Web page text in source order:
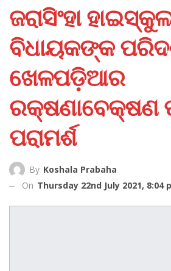
ଜରାସିଂହା
ବିଧାୟକଙ୍କ
ଖେଳପଡ଼ିଆର
ରକ୍ଷଣାବେକ୍ଷଣ
ପରାମର୍ଶ
By Koshala Prabaha
On Thursday 22nd July 2021, 8:04